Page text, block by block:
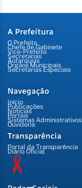
A Prefeitura
O Prefeito
Chefe de Gabinete
Vice-Prefeito
Secretarias
Autarquias
Órgãos Municipais
Secretarias Especiais
Navegação
Início
Publicações
Notícias
Portais
Sistemas Administrativos
Ouvidoria
Transparência
Portal da Transparência
Diário Oficial